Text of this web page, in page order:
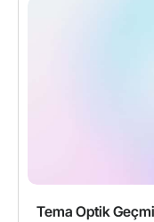
Tema Optik